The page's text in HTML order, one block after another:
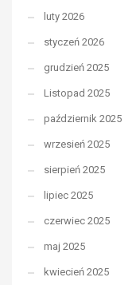
luty 2026
styczeń 2026
grudzień 2025
Listopad 2025
październik 2025
wrzesień 2025
sierpień 2025
lipiec 2025
czerwiec 2025
maj 2025
kwiecień 2025